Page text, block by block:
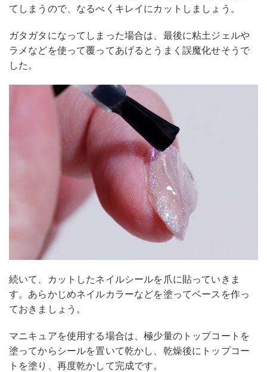
てしまうので、なるべくキレイにカットしましょう。
ガタガタになってしまった場合は、最後に粘土ジェルや
ラメなどを使って覆ってあげるとうまく誤魔化せそうで
した。
続いて、カットしたネイルシールを爪に貼っていきま
す。あらかじめネイルカラーなどを塗ってベースを作っ
ておきましょう。
マニキュアを使用する場合は、極少量のトップコートを
塗ってからシールを置いて乾かし、乾燥後にトップコー
トを塗り、再度乾かして完成です。